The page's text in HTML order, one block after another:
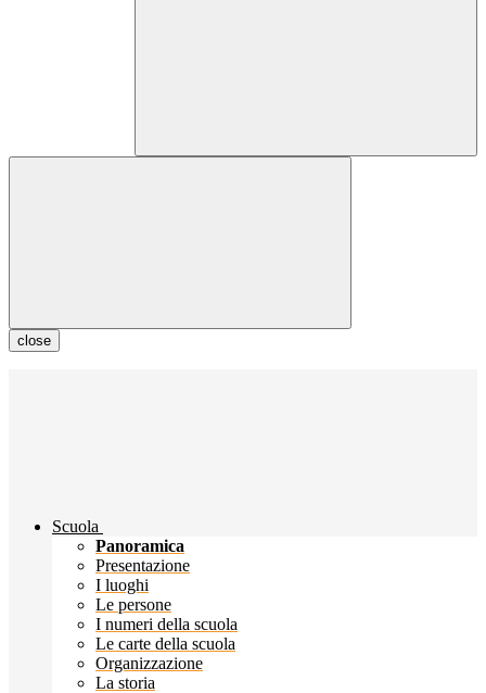
close
Scuola
Panoramica
Presentazione
I luoghi
Le persone
I numeri della scuola
Le carte della scuola
Organizzazione
La storia